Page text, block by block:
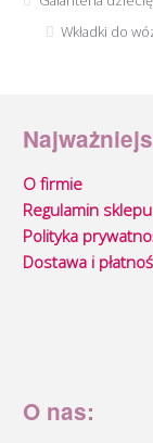
Wkładki do
O firmie
Regulamin sklepu
Polityka
Dostawa i
O nas: